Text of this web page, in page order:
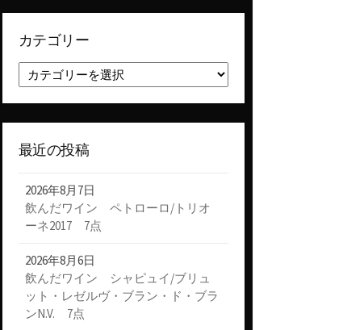
カテゴリー
カ
テ
ゴ
リ
最近の投稿
2026年8月7日
飲んだワイン ペトローロ/トリオ
ーネ2017 7点
2026年8月6日
飲んだワイン シャピュイ/ブリュ
ット・レゼルヴ・ブラン・ド・ブラ
ンN.V. 7点